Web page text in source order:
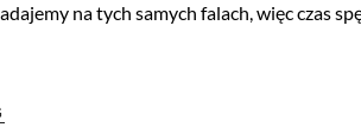
na tych samych falach, więc czas